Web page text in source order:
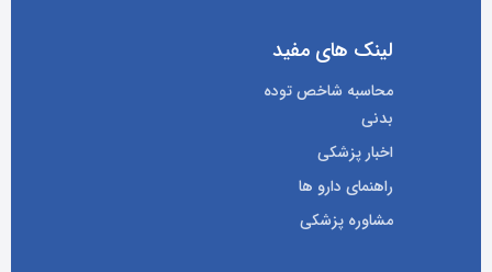
لینک های مفید
محاسبه شاخص توده
بدنی
اخبار پزشکی
راهنمای دارو ها
مشاوره پزشکی